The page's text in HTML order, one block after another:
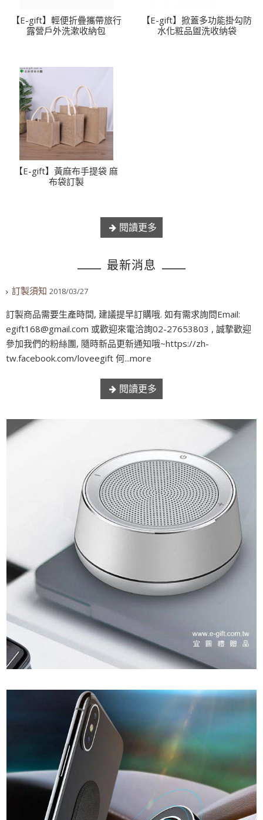
【E-gift】輕便折疊攜帶旅行
露營戶外洗漱收納包
【E-gift】掀蓋多功能掛勾防
水化粧品盥洗收纳袋
【E-gift】黃麻布手提袋 麻
布袋訂製
最新消息
訂製須知 2018/03/27
訂製商品需要生產時間, 建議提早訂購哦. 如有需求詢問Email:
egift168@gmail.com 或歡迎來電洽詢02-27653803 , 誠摯歡迎
參加我們的粉絲團, 隨時新品更新通知哦~https://zh-
tw.facebook.com/loveegift 何...more